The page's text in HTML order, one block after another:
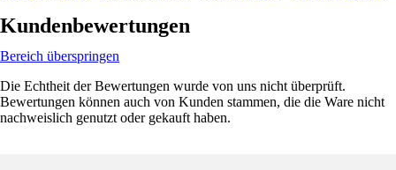
Kundenbewertungen
Bereich überspringen
Die Echtheit der Bewertungen wurde von uns nicht überprüft.
Bewertungen können auch von Kunden stammen, die die Ware nicht
nachweislich genutzt oder gekauft haben.